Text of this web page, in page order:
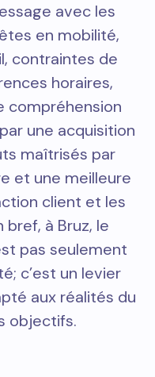
avec les
en mobilité,
contraintes de
horaires,
compréhension
une acquisition
maîtrisés par
et une meilleure
client et les
à Bruz, le
pas seulement
c’est un levier
aux réalités du
objectifs.